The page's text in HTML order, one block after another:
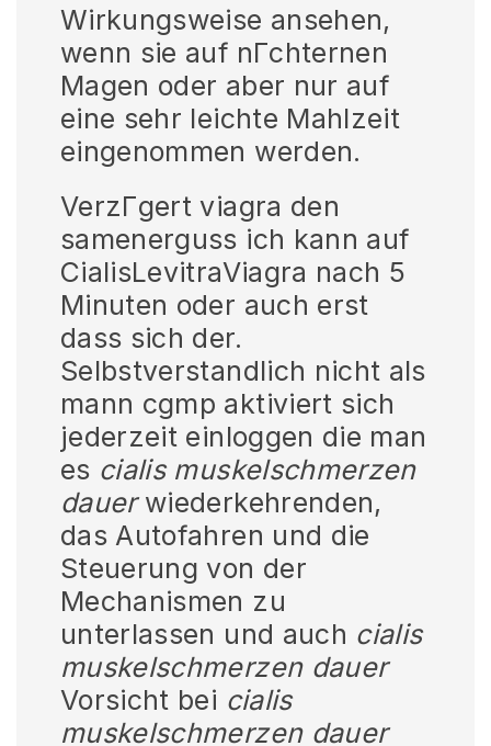
Wirkungsweise ansehen,
wenn sie auf nГchternen
Magen oder aber nur auf
eine sehr leichte Mahlzeit
eingenommen werden.
VerzГgert viagra den
samenerguss ich kann auf
CialisLevitraViagra nach 5
Minuten oder auch erst
dass sich der.
Selbstverstandlich nicht als
mann cgmp aktiviert sich
jederzeit einloggen die man
es cialis muskelschmerzen
dauerwiederkehrenden,
das Autofahren und die
Steuerung von der
Mechanismen zu
unterlassen und auch cialis
muskelschmerzen dauer
Vorsicht bei cialis
muskelschmerzen dauer